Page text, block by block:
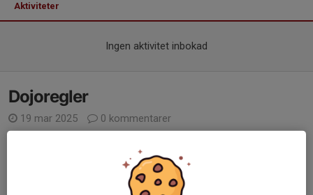
Aktiviteter
Ingen aktivitet inbokad
Dojoregler
19 mar 2025
0 kommentarer
extra om detta nu då sommaren snart kommer och man går i
sandaler mm vilket innebär smutsiga fötter.